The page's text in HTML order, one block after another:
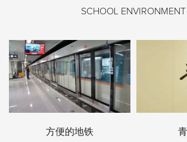
SCHOOL ENVIRONMENT
方便的地铁